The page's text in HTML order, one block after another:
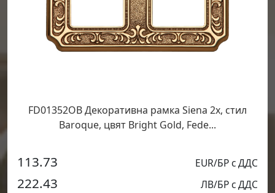
FD01352OB Декоративна рамка Siena 2х, стил
Baroque, цвят Bright Gold, Fede...
113.73 EUR/БР с ДДС
222.43 ЛВ/БР с ДДС